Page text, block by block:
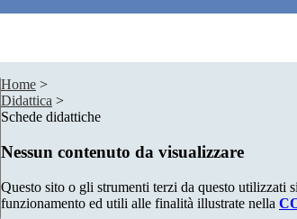
Home >
Didattica >
Schede didattiche
Nessun contenuto da visualizzare
Questo sito o gli strumenti terzi da questo utilizzati
funzionamento ed utili alle finalità illustrate nella